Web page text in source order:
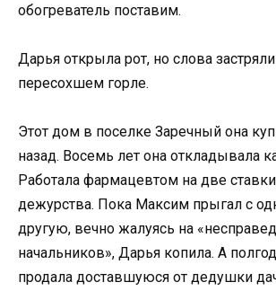
обогреватель поставим.
Дарья открыла рот, но слова
пересохшем горле.
Этот дом в поселке Заречный она
назад. Восемь лет она откладывала
Работала фармацевтом на две
дежурства. Пока Максим прыгал с
другую, вечно жалуясь на
начальников», Дарья копила. А
продала доставшуюся от дедушки